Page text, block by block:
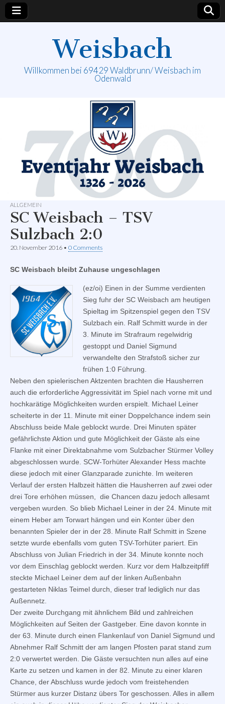
Weisbach
Willkommen bei 69429 Waldbrunn/ Weisbach im
Odenwald
ALLGEMEIN
SC Weisbach – TSV
Sulzbach 2:0
20. November 2016 • 0 Comments
SC Weisbach bleibt Zuhause ungeschlagen
(ez/oi) Einen in der Summe verdienten
Sieg fuhr der SC Weisbach am heutigen
Spieltag im Spitzenspiel gegen den TSV
Sulzbach ein. Ralf Schmitt wurde in der
3. Minute im Strafraum regelwidrig
gestoppt und Daniel Sigmund
verwandelte den Strafstoß sicher zur
frühen 1:0 Führung.
Neben den spielerischen Aktzenten brachten die Hausherren
auch die erforderliche Aggressivität im Spiel nach vorne mit und
hochkarätige Möglichkeiten wurden erspielt. Michael Leiner
scheiterte in der 11. Minute mit einer Doppelchance indem sein
Abschluss beide Male geblockt wurde. Drei Minuten später
gefährlichste Aktion und gute Möglichkeit der Gäste als eine
Flanke mit einer Direktabnahme vom Sulzbacher Stürmer Volley
abgeschlossen wurde. SCW-Torhüter Alexander Hess machte
diese jedoch mit einer Glanzparade zunichte. Im weiteren
Verlauf der ersten Halbzeit hätten die Hausherren auf zwei oder
drei Tore erhöhen müssen, die Chancen dazu jedoch allesamt
vergeben wurden. So blieb Michael Leiner in der 24. Minute mit
einem Heber am Torwart hängen und ein Konter über den
benannten Spieler der in der 28. Minute Ralf Schmitt in Szene
setzte wurde ebenfalls vom guten TSV-Torhüter pariert. Ein
Abschluss von Julian Friedrich in der 34. Minute konnte noch
vor dem Einschlag geblockt werden. Kurz vor dem Halbzeitpfiff
steckte Michael Leiner dem auf der linken Außenbahn
gestarteten Niklas Teimel durch, dieser traf lediglich nur das
Außennetz.
Der zweite Durchgang mit ähnlichem Bild und zahlreichen
Möglichkeiten auf Seiten der Gastgeber. Eine davon konnte in
der 63. Minute durch einen Flankenlauf von Daniel Sigmund und
Abnehmer Ralf Schmitt der am langen Pfosten parat stand zum
2:0 verwertet werden. Die Gäste versuchten nun alles auf eine
Karte zu setzen und kamen in der 82. Minute zu einer klaren
Chance, der Abschluss wurde jedoch vom freistehenden
Stürmer aus kurzer Distanz übers Tor geschossen. Alles in allem